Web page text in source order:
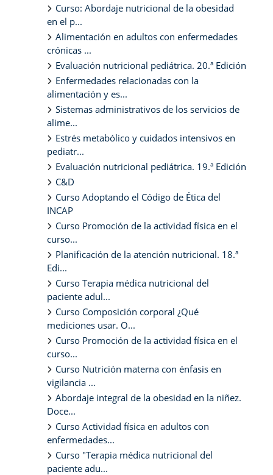
Curso: Abordaje nutricional de la obesidad
en el p...
Alimentación en adultos con enfermedades
crónicas ...
Evaluación nutricional pediátrica. 20.ª Edición
Enfermedades relacionadas con la
alimentación y es...
Sistemas administrativos de los servicios de
alime...
Estrés metabólico y cuidados intensivos en
pediatr...
Evaluación nutricional pediátrica. 19.ª Edición
C&D
Curso Adoptando el Código de Ética del
INCAP
Curso Promoción de la actividad física en el
curso...
Planificación de la atención nutricional. 18.ª
Edi...
Curso Terapia médica nutricional del
paciente adul...
Curso Composición corporal ¿Qué
mediciones usar. O...
Curso Promoción de la actividad física en el
curso...
Curso Nutrición materna con énfasis en
vigilancia ...
Abordaje integral de la obesidad en la niñez.
Doce...
Curso Actividad física en adultos con
enfermedades...
Curso "Terapia médica nutricional del
paciente adu...